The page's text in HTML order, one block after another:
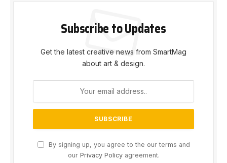
Subscribe to Updates
Get the latest creative news from SmartMag
about art & design.
By signing up, you agree to the our terms and
our Privacy Policyagreement.